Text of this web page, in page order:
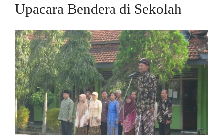
Upacara Bendera di Sekolah